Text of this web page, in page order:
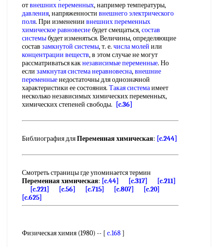
отвнешних переменных, например температуры,
давления, напряженности внешнего электрического
поля. При изменении внешних переменных
химическое равновесиебудет смещаться,состав
системыбудет изменяться. Величины, определяющие
состав замкнутой системы, т. е. числа молей или
концентрации веществ, в этом случае не могут
рассматриваться какнезависимые переменные. Но
если замкнутая системанеравновесна,внешние
переменныенедостаточны для однозначной
характеристики ее состояния. Такая системаимеет
несколько независимых химических переменных,
химических степеней свободы.
[c.36]
Библиография дляПеременная химическая: [c.244]
Смотреть страницы где упоминается термин
Переменная химическая: [c.44] [c.317]
[c.211]
[c.221]
[c.56] [c.715] [c.807]
[c.20]
[c.625]
Физическая химия (1980) -- [ c.168]